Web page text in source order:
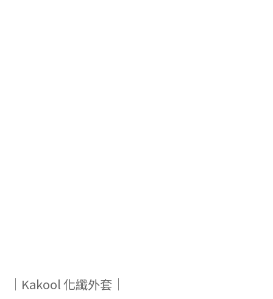
｜Kakool 化纖外套｜